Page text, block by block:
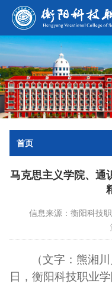
首页
马克思主义学院、通
信息来源：衡阳科技
（文字：熊湘
日，衡阳科技职业